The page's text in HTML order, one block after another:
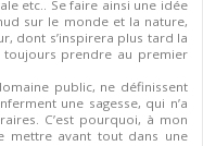
etc.. Se faire ainsi une idée
sur le monde et la nature,
dont s’inspirera plus tard la
toujours prendre au premier
public, ne définissent
une sagesse, qui n’a
C’est pourquoi, à mon
mettre avant tout dans une